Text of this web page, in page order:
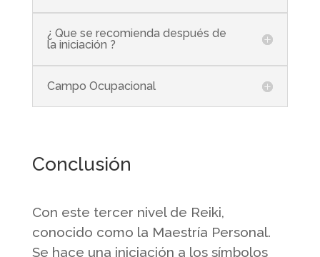
¿ Que se recomienda después de
la iniciación ?
Campo Ocupacional
Conclusión
Con este tercer nivel de Reiki,
conocido como la Maestría Personal.
Se hace una iniciación a los símbolos